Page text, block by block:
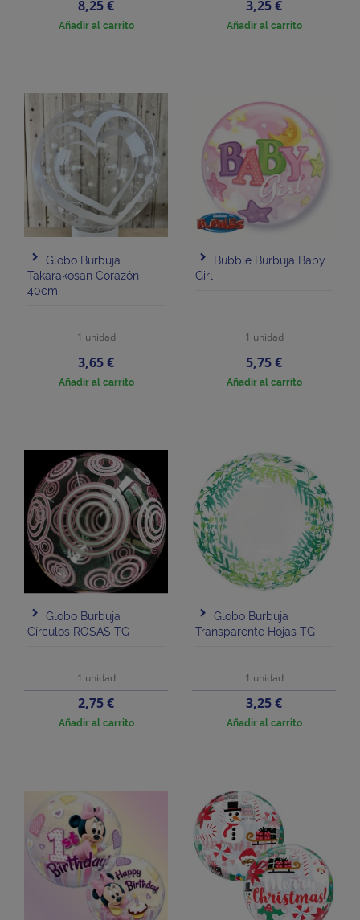
Precio
8,25 €
Añadir al carrito
Precio
3,25 €
Añadir al carrito
Globo Burbuja
Takarakosan Corazón
40cm
1 unidad
Precio
3,65 €
Añadir al carrito
Bubble Burbuja Baby
Girl
1 unidad
Precio
5,75 €
Añadir al carrito
Globo Burbuja
Círculos ROSAS TG
1 unidad
Precio
2,75 €
Añadir al carrito
Globo Burbuja
Transparente Hojas TG
1 unidad
Precio
3,25 €
Añadir al carrito